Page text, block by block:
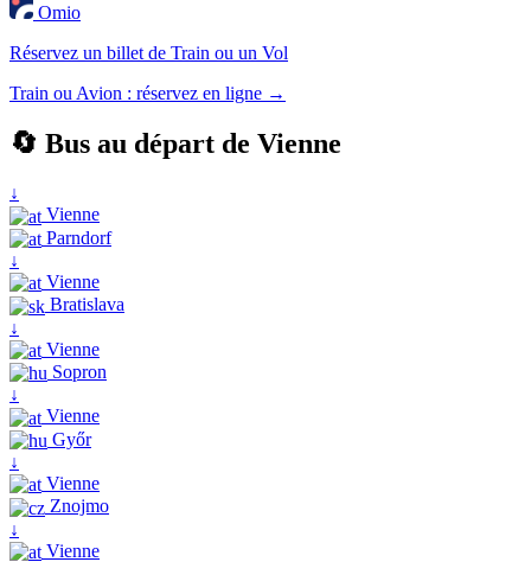
Omio
Réservez un billet de Train ou un Vol
Train ou Avion : réservez en ligne →
🔄 Bus au départ de Vienne
↓
Vienne
Parndorf
↓
Vienne
Bratislava
↓
Vienne
Sopron
↓
Vienne
Győr
↓
Vienne
Znojmo
↓
Vienne